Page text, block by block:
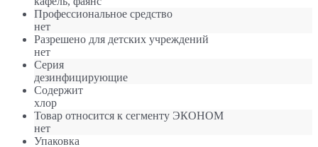
Профессиональное средство
нет
Разрешено для детских учреждений
нет
Серия
дезинфицирующие
Содержит
хлор
Товар относится к сегменту ЭКОНОМ
нет
Упаковка